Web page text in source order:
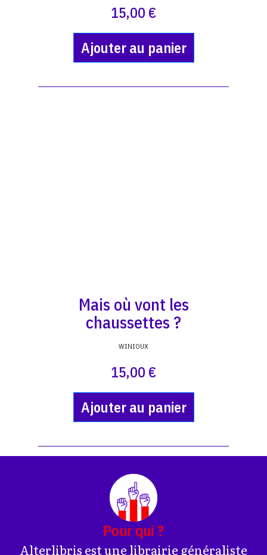
15,00 €
Ajouter au panier
Mais où vont les
chaussettes ?
WINIOUX
15,00 €
Ajouter au panier
Pour qui ?
Alterlibris est une librairie généraliste